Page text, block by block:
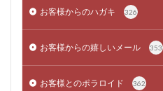
お客様からのハガキ 326
お客様からの嬉しいメール 353
お客様とのポラロイド 362